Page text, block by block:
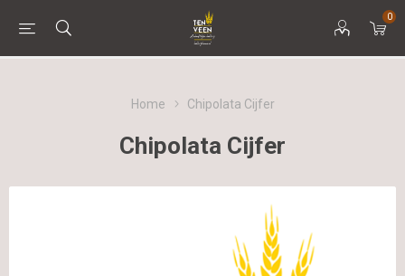
0
Home Chipolata Cijfer
Chipolata Cijfer